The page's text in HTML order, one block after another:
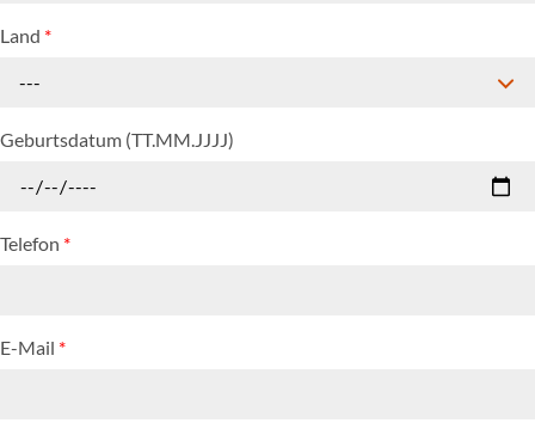
Land *
---
Geburtsdatum (TT.MM.JJJJ)
Telefon *
E-Mail *